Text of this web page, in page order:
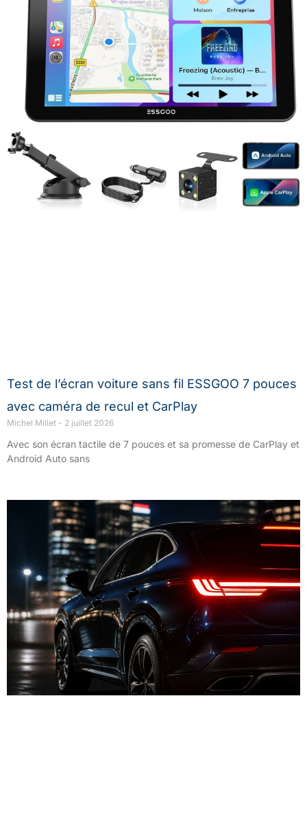
Test de l’écran voiture sans fil ESSGOO 7 pouces
avec caméra de recul et CarPlay
Michel Millet 2 juillet 2026
Avec son écran tactile de 7 pouces et sa promesse de CarPlay et
Android Auto sans